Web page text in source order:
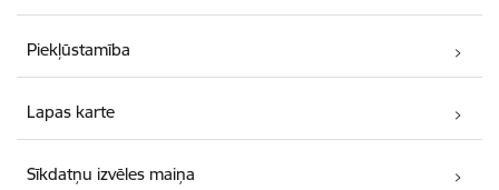
Piekļūstamība
Lapas karte
Sīkdatņu izvēles maiņa